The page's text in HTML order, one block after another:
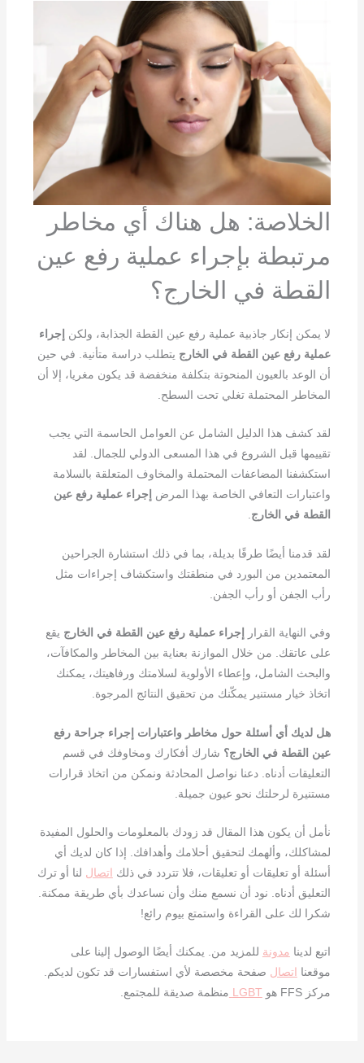
الخلاصة: هل هناك أي مخاطر
مرتبطة بإجراء عملية رفع عين
القطة في الخارج؟
لا يمكن إنكار جاذبية عملية رفع عين القطة الجذابة، ولكن
إجراء
عملية رفع عين القطة في الخارج يتطلب دراسة متأنية. في حين
أن الوعد بالعيون المنحوتة بتكلفة منخفضة قد يكون مغريا، إلا أن
المخاطر المحتملة تغلي تحت السطح.
لقد كشف هذا الدليل الشامل عن العوامل الحاسمة التي يجب
تقييمها قبل الشروع في هذا المسعى الدولي للجمال. لقد
استكشفنا المضاعفات المحتملة والمخاوف المتعلقة بالسلامة
واعتبارات التعافي الخاصة بهذا المرض
إجراء عملية رفع عين
القطة في الخارج.
لقد قدمنا أيضًا طرقًا بديلة، بما في ذلك استشارة الجراحين
المعتمدين من البورد في منطقتك واستكشاف إجراءات مثل
رأب الجفن أو رأب الجفن.
وفي النهاية القرار إجراء عملية رفع عين القطة في الخارج يقع
على عاتقك. من خلال الموازنة بعناية بين المخاطر والمكافآت،
والبحث الشامل، وإعطاء الأولوية لسلامتك ورفاهيتك، يمكنك
اتخاذ خيار مستنير يمكّنك من تحقيق النتائج المرجوة.
هل لديك أي أسئلة حول مخاطر واعتبارات إجراء جراحة رفع
عين القطة في الخارج؟ شارك أفكارك ومخاوفك في قسم
التعليقات أدناه. دعنا نواصل المحادثة ونمكن من اتخاذ قرارات
مستنيرة لرحلتك نحو عيون جميلة.
نأمل أن يكون هذا المقال قد زودك بالمعلومات والحلول المفيدة
لمشاكلك، وألهمك لتحقيق أحلامك وأهدافك. إذا كان لديك أي
أسئلة أو تعليقات أو تعليقات، فلا تتردد في ذلك اتصال لنا أو ترك
التعليق أدناه. نود أن نسمع منك وأن نساعدك بأي طريقة ممكنة.
شكرا لك على القراءة واستمتع بيوم رائع!
اتبع لدينا مدونة للمزيد من. يمكنك أيضًا الوصول إلينا على
موقعنا اتصال صفحة مخصصة لأي استفسارات قد تكون لديكم.
مركز FFS هو
LGBT منظمة صديقة للمجتمع.